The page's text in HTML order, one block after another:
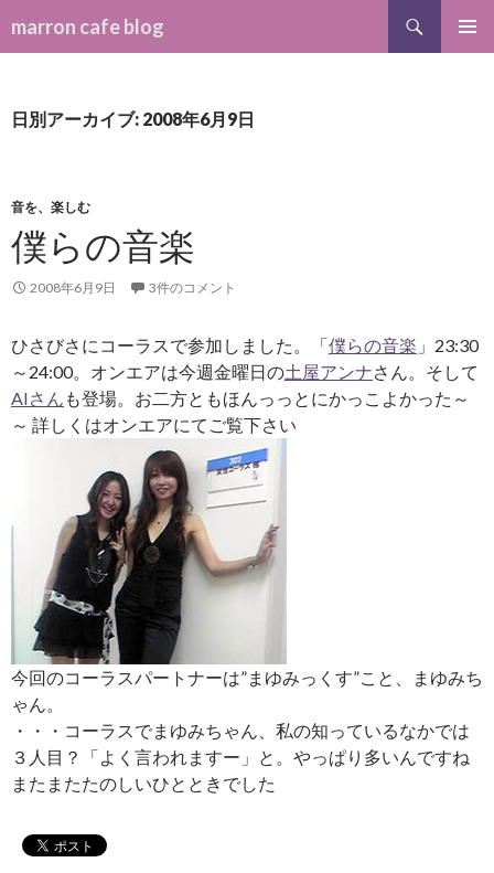
marron cafe blog
日別アーカイブ: 2008年6月9日
音を、楽しむ
僕らの音楽
2008年6月9日 3件のコメント
ひさびさにコーラスで参加しました。「僕らの音楽 」23:30
～24:00。オンエアは今週金曜日の土屋アンナさん。そして
AIさん も登場。お二方ともほんっっとにかっこよかった～
～ 詳しくはオンエアにてご覧下さい
今回のコーラスパートナーは”まゆみっくす”こと、まゆみち
ゃん。
・・・コーラスでまゆみちゃん、私の知っているなかでは
３人目？「よく言われますー」と。やっぱり多いんですね
またまたたのしいひとときでした